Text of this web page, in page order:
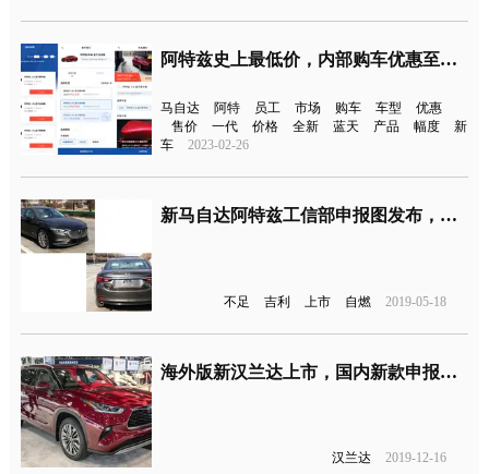
阿特兹史上最低价，内部购车优惠至高8万元
马自达 阿特 员工 市场 购车 车型
优惠
售价
一代 价格 全新 蓝天 产品 幅度
新
车
2023-02-26
新马自达阿特兹工信部申报图发布，将于本年8月份正式上市
不足 吉利 上市 自燃 2019-05-18
海外版新汉兰达上市，国内新款申报图曝光
汉兰达 2019-12-16